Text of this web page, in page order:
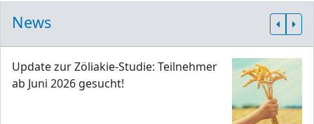
News
Update zur Zöliakie-Studie: Teilnehmer
ab Juni 2026 gesucht!